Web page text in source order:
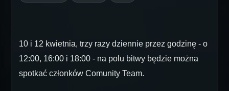
10 i 12 kwietnia, trzy razy dziennie przez godzinę - o
12:00, 16:00 i 18:00 - na polu bitwy będzie można
spotkać członków Comunity Team.